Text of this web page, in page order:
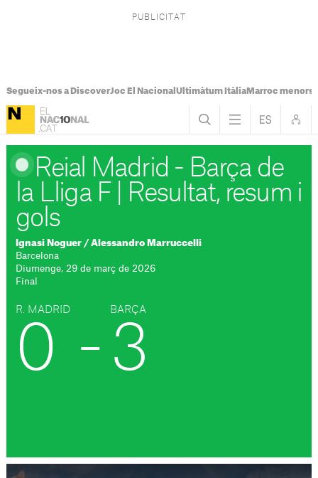
Segueix-nos a DiscoverJoc El Nacional Ultimàtum ItàliaMarroc menors
Reial Madrid - Barça de
la Lliga F
Resultat, resum i
gols
Ignasi Noguer /Alessandro Marruccelli
Barcelona
Diumenge, 29 de març de 2026
Final
R. MADRID
0 -
BARÇA
3